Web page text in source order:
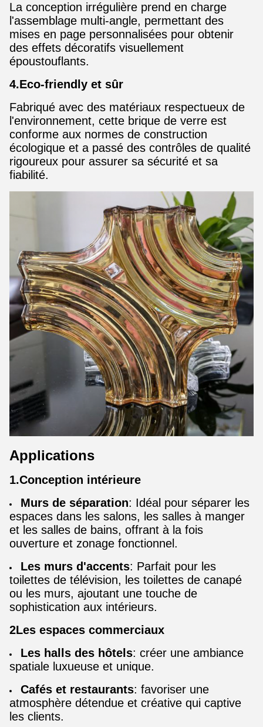
La conception irrégulière prend en charge
l'assemblage multi-angle, permettant des
mises en page personnalisées pour obtenir
des effets décoratifs visuellement
époustouflants.
4.Eco-friendly et sûr
Fabriqué avec des matériaux respectueux de
l'environnement, cette brique de verre est
conforme aux normes de construction
écologique et a passé des contrôles de qualité
rigoureux pour assurer sa sécurité et sa
fiabilité.
Applications
1.Conception intérieure
Murs de séparation: Idéal pour séparer les
espaces dans les salons, les salles à manger
et les salles de bains, offrant à la fois
ouverture et zonage fonctionnel.
Les murs d'accents: Parfait pour les
toilettes de télévision, les toilettes de canapé
ou les murs, ajoutant une touche de
sophistication aux intérieurs.
2Les espaces commerciaux
Les halls des hôtels: créer une ambiance
spatiale luxueuse et unique.
Cafés et restaurants: favoriser une
atmosphère détendue et créative qui captive
les clients.